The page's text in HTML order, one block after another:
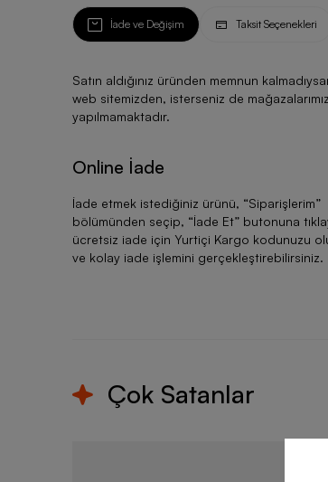
İade ve Değişim Taksit Seçenekleri
Satın aldığınız üründen memnun
web sitemizden, isterseniz de
yapılmamaktadır.
Online İade
İade etmek istediğiniz ürünü, “Siparişlerim”
bölümünden seçip, “İade Et” butonuna
ücretsiz iade için Yurtiçi Kargo kodunuzu
ve kolay iade işlemini gerçekleştirebilirsiniz.
Çok Satanlar